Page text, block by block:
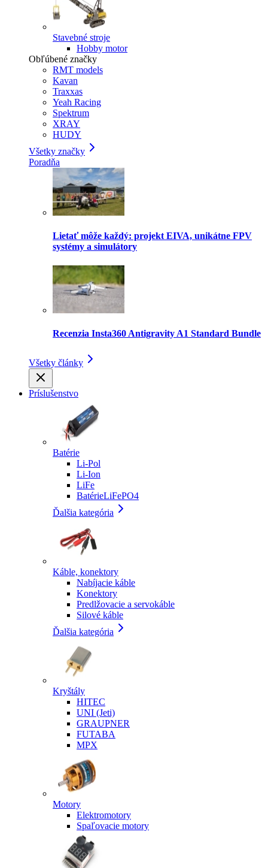
Stavebné stroje
Hobby motor
Obľúbené značky
RMT models
Kavan
Traxxas
Yeah Racing
Spektrum
XRAY
HUDY
Všetky značky
Poradňa
Lietať môže každý: projekt EIVA, unikátne FPV
systémy a simulátory
Recenzia Insta360 Antigravity A1 Standard Bundle
Všetky články
Príslušenstvo
Batérie
Li-Pol
Li-Ion
LiFe
BatérieLiFePO4
Ďalšia kategória
Káble, konektory
Nabíjacie káble
Konektory
Predlžovacie a servokáble
Silové káble
Ďalšia kategória
Kryštály
HITEC
UNI (Jeti)
GRAUPNER
FUTABA
MPX
Motory
Elektromotory
Spaľovacie motory